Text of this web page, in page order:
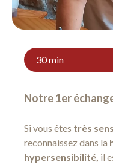
30 min
Notre 1er
Si vous êtes très
reconnaissez dans la
hypersensibilité, il